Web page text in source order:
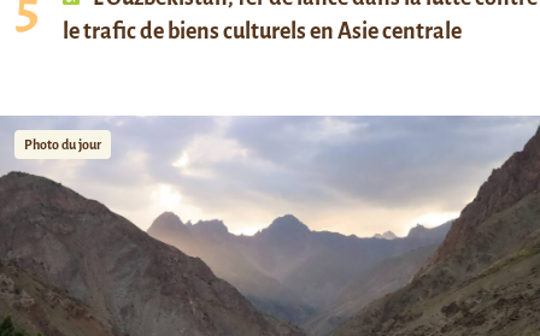
le trafic de biens culturels en Asie centrale
Photo du jour